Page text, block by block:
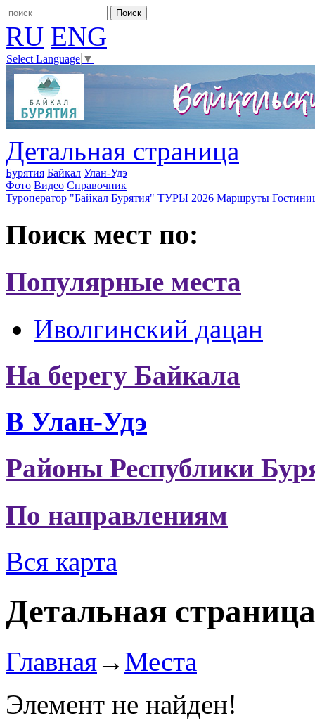
RU ENG
Select Language ▼
Детальная страница
Бурятия Байкал Улан-Удэ
Фото Видео Справочник
Туроператор "Байкал Бурятия" ТУРЫ 2026 Маршруты
Поиск мест по:
Популярные места
Иволгинский дацан
На берегу Байкала
В Улан-Удэ
Районы Республики
По направлениям
Вся карта
Детальная страница
Главная→ Места
Элемент не найден!